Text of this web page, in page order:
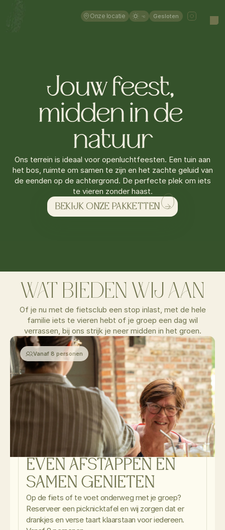
Onze locatie °C Gesloten
Jouw feest,
midden in de
natuur
Ons terrein is ideaal voor openluchtfeesten. Een tuin aan
het bos, ruimte om samen te zijn en het zachte geluid van
de eenden op de achtergrond. De perfecte plek om iets
te vieren zonder haast.
BEKIJK ONZE PAKKETTEN
WAT BIEDEN WIJ AAN
Of je nu met de fietsclub een stop inlast, met de hele
familie iets te vieren hebt of je groep een dag wil
verrassen, bij ons strijk je neer midden in het groen.
Vanaf 8 personen
EVEN AFSTAPPEN EN
SAMEN GENIETEN
Op de fiets of te voet onderweg met je groep?
Reserveer een picknicktafel en wij zorgen dat er
drankjes en verse taart klaarstaan voor iedereen.